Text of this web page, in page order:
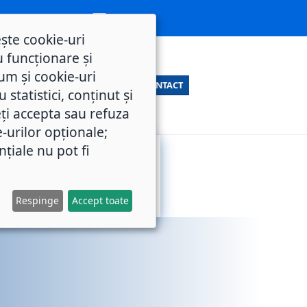
CONTACT
cookie-uri
funcționare și
și cookie-uri
statistici, conținut și
accepta sau refuza
urilor opționale;
nu pot fi
Respinge Accept toate